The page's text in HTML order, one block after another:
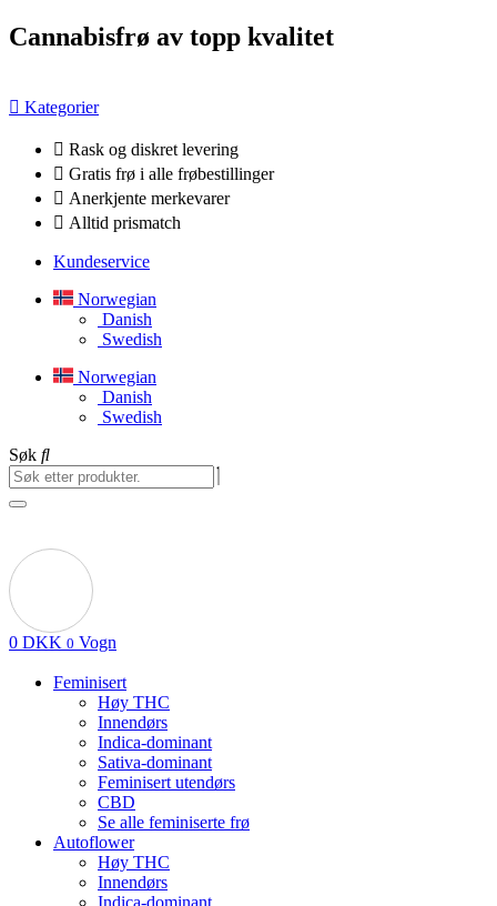
Hopp
til
Cannabisfrø av topp kvalitet
Kategorier
Rask og diskret levering
Gratis frø i alle frøbestillinger
Anerkjente merkevarer
Alltid prismatch
Kundeservice
Norwegian
Danish
Swedish
Norwegian
Danish
Swedish
Søk
0 DKK 0 Vogn
Feminisert
Høy THC
Innendørs
Indica-dominant
Sativa-dominant
Feminisert utendørs
CBD
Se alle feminiserte frø
Autoflower
Høy THC
Innendørs
Indica-dominant